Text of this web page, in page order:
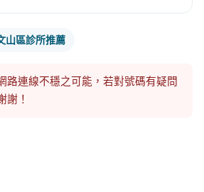
山區診所推薦
路連線不穩之可能，若對號碼有疑問
謝！